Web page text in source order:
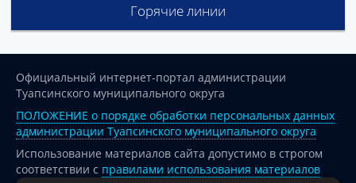
Горячие линии
Официальный интернет-портал администрации
Туапсинского муниципального округа
ПОЛОЖЕНИЕ о порядке обработки персональных данных
администрации Туапсинского муниципального округа
Использование материалов сайта допустимо в строгом
соответствии с правилами использования материалов